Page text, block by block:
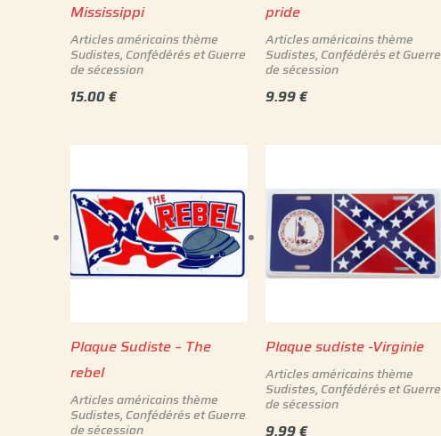
Mississippi
Articles américains thème
Sudistes, Confédérés et Guerre
de sécession
15.00€
pride
Articles américains thème
Sudistes, Confédérés et Guerre
de sécession
9.99€
Plaque Sudiste – The
rebel
Articles américains thème
Sudistes, Confédérés et Guerre
de sécession
Plaque sudiste -Virginie
Articles américains thème
Sudistes, Confédérés et Guerre
de sécession
9.99€